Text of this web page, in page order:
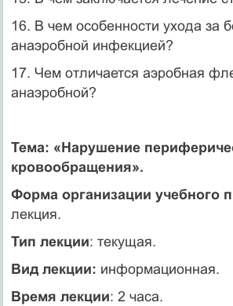
16. В чем особенности ухода за
анаэробной ин­фекцией?
17. Чем отличается аэробная
анаэробной?
Тема: «Нарушение
кровообращения».
Форма организации учебного
лекция.
Тип лекции: текущая.
Вид лекции: информационная.
Время лекции: 2 часа.